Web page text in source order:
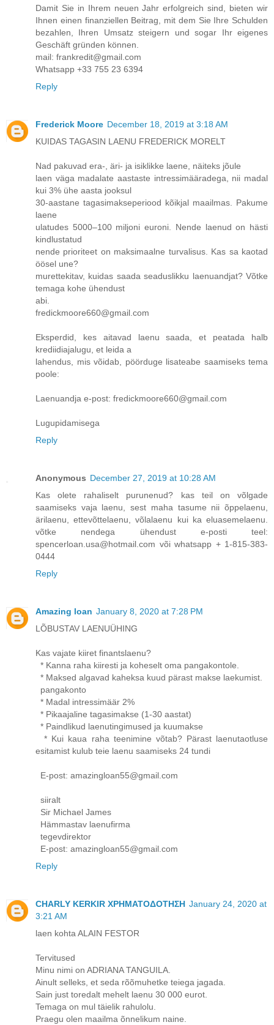
Damit Sie in Ihrem neuen Jahr erfolgreich sind, bieten wir
Ihnen einen finanziellen Beitrag, mit dem Sie Ihre Schulden
bezahlen, Ihren Umsatz steigern und sogar Ihr eigenes
Geschäft gründen können.
mail: frankredit@gmail.com
Whatsapp +33 755 23 6394
Reply
Frederick Moore December 18, 2019 at 3:18 AM
KUIDAS TAGASIN LAENU FREDERICK MORELT
Nad pakuvad era-, äri- ja isiklikke laene, näiteks jõule
laen väga madalate aastaste intressimääradega, nii madal
kui 3% ühe aasta jooksul
30-aastane tagasimakseperiood kõikjal maailmas. Pakume
laene
ulatudes 5000–100 miljoni euroni. Nende laenud on hästi
kindlustatud
nende prioriteet on maksimaalne turvalisus. Kas sa kaotad
öösel une?
murettekitav, kuidas saada seaduslikku laenuandjat? Võtke
temaga kohe ühendust
abi.
fredickmoore660@gmail.com
Eksperdid, kes aitavad laenu saada, et peatada halb
krediidiajalugu, et leida a
lahendus, mis võidab, pöörduge lisateabe saamiseks tema
poole:
Laenuandja e-post: fredickmoore660@gmail.com
Lugupidamisega
Reply
Anonymous December 27, 2019 at 10:28 AM
Kas olete rahaliselt purunenud? kas teil on võlgade
saamiseks vaja laenu, sest maha tasume nii õppelaenu,
ärilaenu, ettevõttelaenu, võlalaenu kui ka eluasemelaenu.
võtke nendega ühendust e-posti teel:
spencerloan.usa@hotmail.com või whatsapp + 1-815-383-
0444
Reply
Amazing loan January 8, 2020 at 7:28 PM
LÕBUSTAV LAENUÜHING
Kas vajate kiiret finantslaenu?
* Kanna raha kiiresti ja koheselt oma pangakontole.
* Maksed algavad kaheksa kuud pärast makse laekumist.
pangakonto
* Madal intressimäär 2%
* Pikaajaline tagasimakse (1-30 aastat)
* Paindlikud laenutingimused ja kuumakse
* Kui kaua raha teenimine võtab? Pärast laenutaotluse
esitamist kulub teie laenu saamiseks 24 tundi
E-post: amazingloan55@gmail.com
siiralt
Sir Michael James
Hämmastav laenufirma
tegevdirektor
E-post: amazingloan55@gmail.com
Reply
CHARLY KERKIR ΧΡΗΜΑΤΟΔΟΤΗΣΗ January 24, 2020 at
3:21 AM
laen kohta ALAIN FESTOR
Tervitused
Minu nimi on ADRIANA TANGUILA.
Ainult selleks, et seda rõõmuhetke teiega jagada.
Sain just toredalt mehelt laenu 30 000 eurot.
Temaga on mul täielik rahulolu.
Praegu olen maailma õnnelikum naine.